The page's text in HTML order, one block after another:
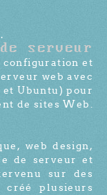
serveur
configuration et
web avec
Ubuntu) pour
de sites Web.
web design,
de serveur et
sur des
créé plusieurs